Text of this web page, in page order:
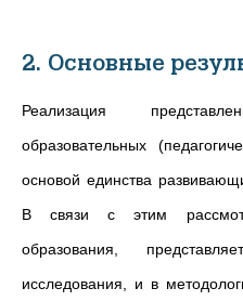
2. Основные
Реализация
образовательных
основой единства
В связи с этим
образования,
исследования, и в